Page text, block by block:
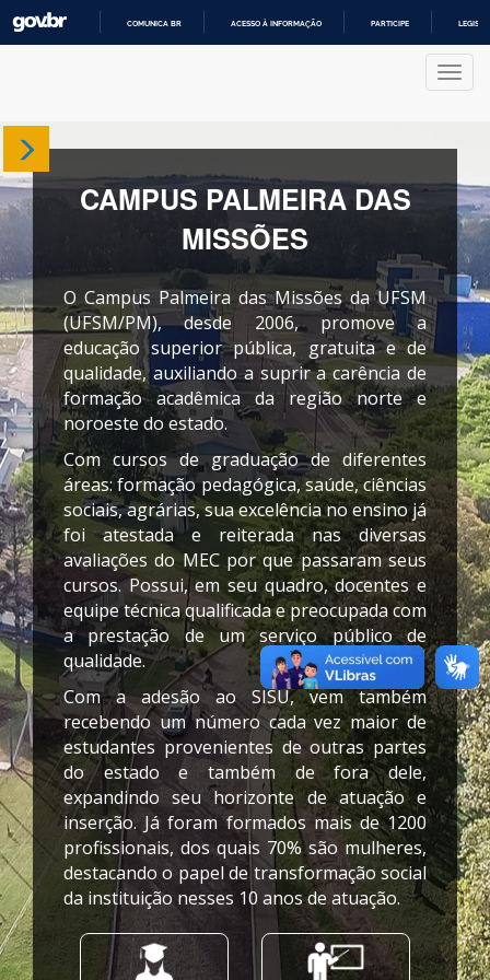
COMUNICA BR ACESSO À INFORMAÇÃO PARTICIPE
Sobre
Departamentos
Cursos
Produções
Projetos
CAMPUS PALMEIRA DAS
MISSÕES
O Campus Palmeira das Missões da UFSM
(UFSM/PM), desde 2006, promove a
educação superior pública, gratuita e de
qualidade, auxiliando a suprir a carência de
formação acadêmica da região norte e
noroeste do estado.
Com cursos de graduação de diferentes
áreas: formação pedagógica, saúde, ciências
sociais, agrárias, sua excelência no ensino já
foi atestada e reiterada nas diversas
avaliações do MEC por que passaram seus
cursos. Possui, em seu quadro, docentes e
equipe técnica qualificada e preocupada com
a prestação de um serviço público de
qualidade.
Com a adesão ao SISU, vem também
recebendo um número cada vez maior de
estudantes provenientes de outras partes
do estado e também de fora dele,
expandindo seu horizonte de atuação e
inserção. Já foram formados mais de 1200
profissionais, dos quais 70% são mulheres,
destacando o papel de transformação social
da instituição nesses 10 anos de atuação.